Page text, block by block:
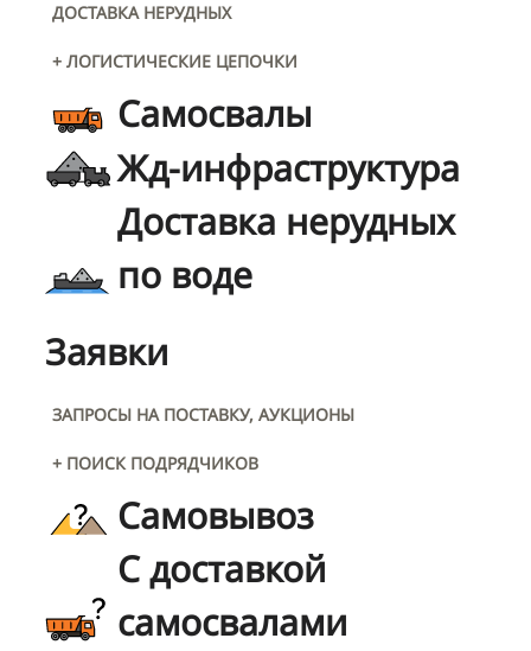
ДОСТАВКА НЕРУДНЫХ
+ ЛОГИСТИЧЕСКИЕ ЦЕПОЧКИ
Самосвалы
Жд-инфраструктура
Доставка нерудных
по воде
Заявки
ЗАПРОСЫ НА ПОСТАВКУ, АУКЦИОНЫ
+ ПОИСК ПОДРЯДЧИКОВ
Самовывоз
С доставкой
самосвалами